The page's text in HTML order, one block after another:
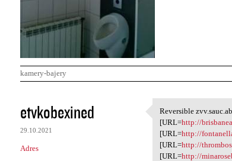
kamery-bajery
K
o
m
e
etvkobexined
29.10.2021
Adres
Reversible
Reversible
[URL=http://
[URL=http://
[URL=http://
[URL=http://